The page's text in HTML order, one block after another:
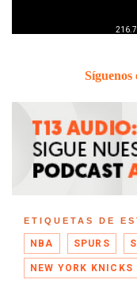
Síguenos
ETIQUETAS DE
NBA SPURS
NEW YORK KNICKS